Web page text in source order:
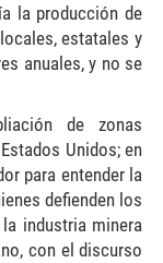
la producción de
estatales y
anuales, y no se
de zonas
Unidos; en
para entender la
defienden los
industria minera
con el discurso